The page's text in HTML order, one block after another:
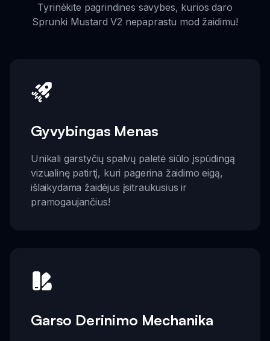
Tyrinėkite pagrindines savybes, kurios daro
Sprunki Mustard V2 nepaprastu mod žaidimu!
Gyvybingas Menas
Unikali garstyčių spalvų paletė siūlo įspūdingą
vizualinę patirtį, kuri pagerina žaidimo eigą,
išlaikydama žaidėjus įsitraukusius ir
pramogaujančius!
Garso Derinimo Mechanika